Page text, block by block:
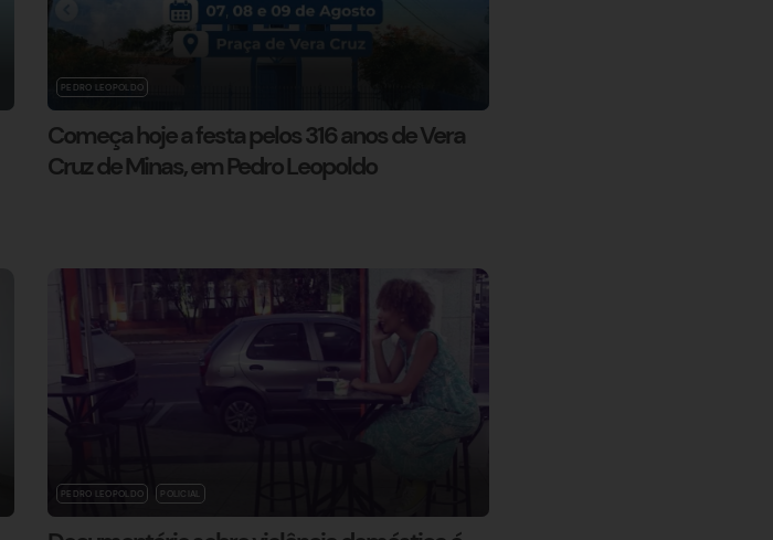
PEDRO LEOPOLDO
Começa hoje a festa pelos 316 anos de Vera
Cruz de Minas, em Pedro Leopoldo
PEDRO LEOPOLDO POLICIAL